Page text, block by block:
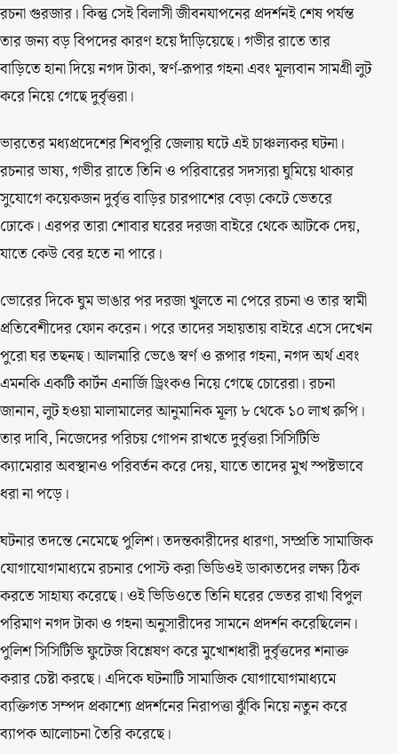
রচনা গুরজার। কিন্তু সেই বিলাসী জীবনযাপনের প্রদর্শনই শেষ পর্যন্ত
তার জন্য বড় বিপদের কারণ হয়ে দাঁড়িয়েছে। গভীর রাতে তার
বাড়িতে হানা দিয়ে নগদ টাকা, স্বর্ণ-রূপার গহনা এবং মূল্যবান সামগ্রী লুট
করে নিয়ে গেছে দুর্বৃত্তরা।
ভারতের মধ্যপ্রদেশের শিবপুরি জেলায় ঘটে এই চাঞ্চল্যকর ঘটনা।
রচনার ভাষ্য, গভীর রাতে তিনি ও পরিবারের সদস্যরা ঘুমিয়ে থাকার
সুযোগে কয়েকজন দুর্বৃত্ত বাড়ির চারপাশের বেড়া কেটে ভেতরে
ঢোকে। এরপর তারা শোবার ঘরের দরজা বাইরে থেকে আটকে দেয়,
যাতে কেউ বের হতে না পারে।
ভোরের দিকে ঘুম ভাঙার পর দরজা খুলতে না পেরে রচনা ও তার স্বামী
প্রতিবেশীদের ফোন করেন। পরে তাদের সহায়তায় বাইরে এসে দেখেন
পুরো ঘর তছনছ। আলমারি ভেঙে স্বর্ণ ও রূপার গহনা, নগদ অর্থ এবং
এমনকি একটি কার্টন এনার্জি ড্রিংকও নিয়ে গেছে চোরেরা। রচনা
জানান, লুট হওয়া মালামালের আনুমানিক মূল্য ৮ থেকে ১০ লাখ রুপি।
তার দাবি, নিজেদের পরিচয় গোপন রাখতে দুর্বৃত্তরা সিসিটিভি
ক্যামেরার অবস্থানও পরিবর্তন করে দেয়, যাতে তাদের মুখ স্পষ্টভাবে
ধরা না পড়ে।
ঘটনার তদন্তে নেমেছে পুলিশ। তদন্তকারীদের ধারণা, সম্প্রতি সামাজিক
যোগাযোগমাধ্যমে রচনার পোস্ট করা ভিডিওই ডাকাতদের লক্ষ্য ঠিক
করতে সাহায্য করেছে। ওই ভিডিওতে তিনি ঘরের ভেতর রাখা বিপুল
পরিমাণ নগদ টাকা ও গহনা অনুসারীদের সামনে প্রদর্শন করেছিলেন।
পুলিশ সিসিটিভি ফুটেজ বিশ্লেষণ করে মুখোশধারী দুর্বৃত্তদের শনাক্ত
করার চেষ্টা করছে। এদিকে ঘটনাটি সামাজিক যোগাযোগমাধ্যমে
ব্যক্তিগত সম্পদ প্রকাশ্যে প্রদর্শনের নিরাপত্তা ঝুঁকি নিয়ে নতুন করে
ব্যাপক আলোচনা তৈরি করেছে।